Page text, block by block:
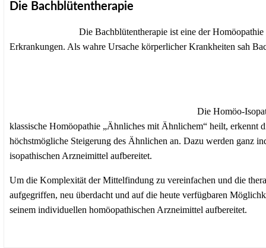
Die Bachblütentherapie
Die Bachblütentherapie ist eine der
Erkrankungen. Als wahre Ursache körperlicher Krankheiten sah
Die Homöo-
klassische Homöopathie „Ähnliches mit Ähnlichem“ heilt, erkennt
höchstmögliche Steigerung des Ähnlichen an. Dazu werden ganz
isopathischen Arzneimittel aufbereitet.
Um die Komplexität der Mittelfindung zu vereinfachen und die
aufgegriffen, neu überdacht und auf die heute verfügbaren
seinem individuellen homöopathischen Arzneimittel aufbereitet.